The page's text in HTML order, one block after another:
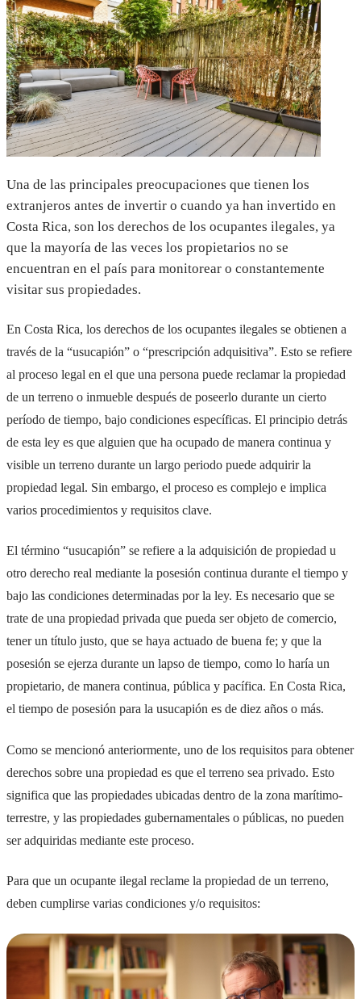
Una de las principales preocupaciones que tienen los
extranjeros antes de invertir o cuando ya han invertido en
Costa Rica, son los derechos de los ocupantes ilegales, ya
que la mayoría de las veces los propietarios no se
encuentran en el país para monitorear o constantemente
visitar sus propiedades.
En Costa Rica, los derechos de los ocupantes ilegales se obtienen a
través de la “usucapión” o “prescripción adquisitiva”. Esto se refiere
al proceso legal en el que una persona puede reclamar la propiedad
de un terreno o inmueble después de poseerlo durante un cierto
período de tiempo, bajo condiciones específicas. El principio detrás
de esta ley es que alguien que ha ocupado de manera continua y
visible un terreno durante un largo periodo puede adquirir la
propiedad legal. Sin embargo, el proceso es complejo e implica
varios procedimientos y requisitos clave.
El término “usucapión” se refiere a la adquisición de propiedad u
otro derecho real mediante la posesión continua durante el tiempo y
bajo las condiciones determinadas por la ley. Es necesario que se
trate de una propiedad privada que pueda ser objeto de comercio,
tener un título justo, que se haya actuado de buena fe; y que la
posesión se ejerza durante un lapso de tiempo, como lo haría un
propietario, de manera continua, pública y pacífica. En Costa Rica,
el tiempo de posesión para la usucapión es de diez años o más.
Como se mencionó anteriormente, uno de los requisitos para obtener
derechos sobre una propiedad es que el terreno sea privado. Esto
significa que las propiedades ubicadas dentro de la zona marítimo-
terrestre, y las propiedades gubernamentales o públicas, no pueden
ser adquiridas mediante este proceso.
Para que un ocupante ilegal reclame la propiedad de un terreno,
deben cumplirse varias condiciones y/o requisitos: